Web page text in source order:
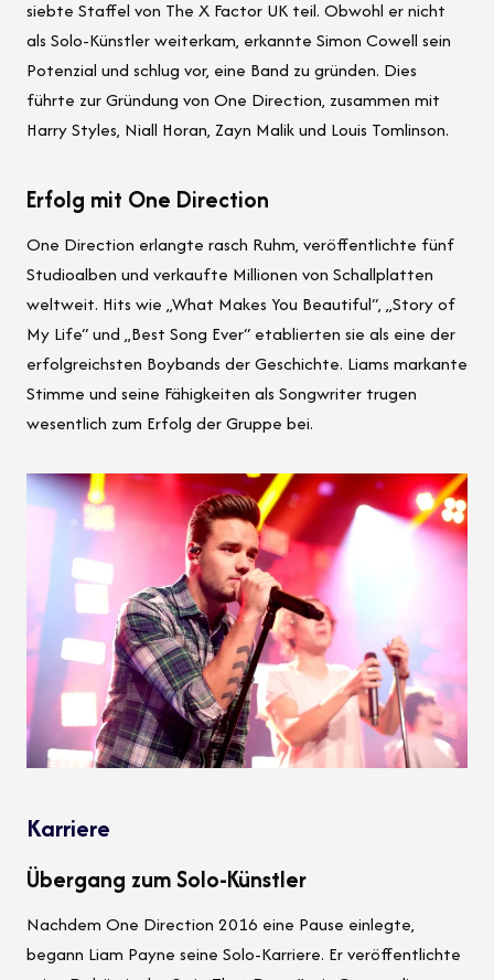
siebte Staffel von The X Factor UK teil. Obwohl er nicht
als Solo-Künstler weiterkam, erkannte Simon Cowell sein
Potenzial und schlug vor, eine Band zu gründen. Dies
führte zur Gründung von One Direction, zusammen mit
Harry Styles, Niall Horan, Zayn Malik und Louis Tomlinson.
Erfolg mit One Direction
One Direction erlangte rasch Ruhm, veröffentlichte fünf
Studioalben und verkaufte Millionen von Schallplatten
weltweit. Hits wie „What Makes You Beautiful“, „Story of
My Life“ und „Best Song Ever“ etablierten sie als eine der
erfolgreichsten Boybands der Geschichte. Liams markante
Stimme und seine Fähigkeiten als Songwriter trugen
wesentlich zum Erfolg der Gruppe bei.
Karriere
Übergang zum Solo-Künstler
Nachdem One Direction 2016 eine Pause einlegte,
begann Liam Payne seine Solo-Karriere. Er veröffentlichte